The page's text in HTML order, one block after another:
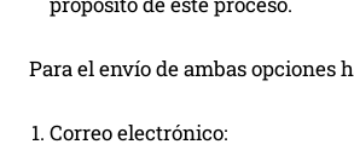
Para el envío de ambas opciones
Correo electrónico: